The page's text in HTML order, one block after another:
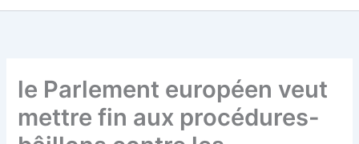
le Parlement européen veut
mettre fin aux procédures-